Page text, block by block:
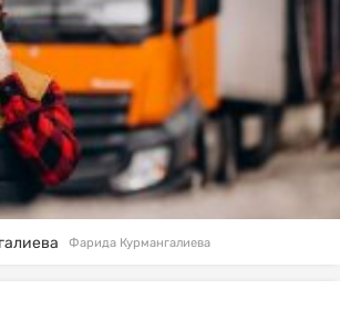
Фарида Курмангалиева